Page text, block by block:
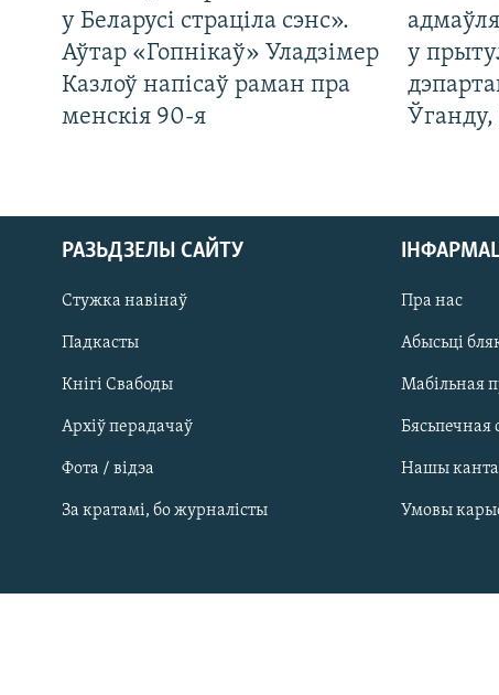
САЧЫЦЕ ЗА АБНАЎЛЕНЬНЯМІ
у Беларусі страціла сэнс».
Аўтар «Гопнікаў» Уладзімер
Казлоў напісаў раман пра
менскія 90-я
у
РАЗЬДЗЕЛЫ САЙТУ
Стужка навінаў
Падкасты
Кнігі Свабоды
Архіў перадачаў
Фота / відэа
За кратамі, бо журналісты
Пра нас
Абысьці
Мабільная
Бясьпечная
Нашы
Умовы